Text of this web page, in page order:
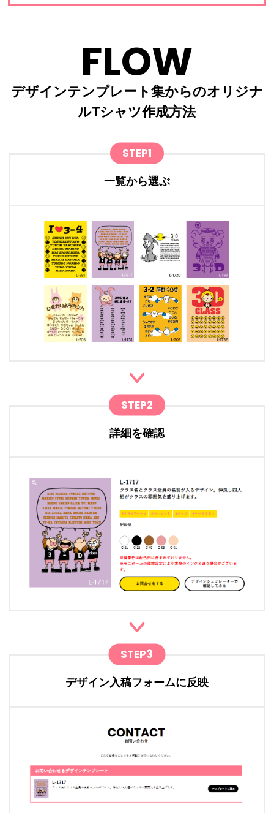
FLOW
デザインテンプレート集からのオリジナ
ルTシャツ作成方法
STEP1
一覧から選ぶ
STEP2
詳細を確認
STEP3
デザイン入稿フォームに反映